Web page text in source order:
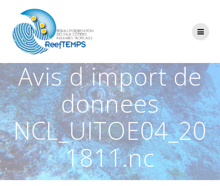
Avis d import de
donnees
NCL_UITOE04_20
1811.nc